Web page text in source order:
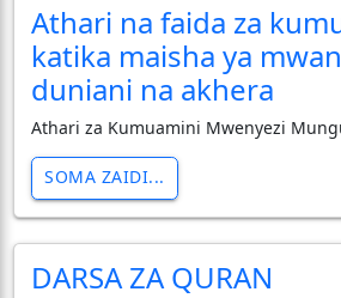
Athari na faida za
katika maisha ya
duniani na akhera
Athari za Kumuamini Mwenyezi
SOMA ZAIDI...
DARSA ZA QURAN